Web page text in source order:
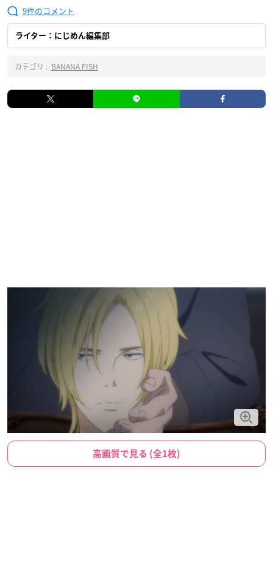
9
ライター：にじめん編集部
カテゴリ : BANANA FISH
高画質で見る (全1枚)